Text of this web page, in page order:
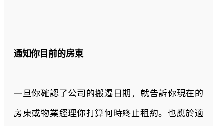
通知你目前的房東
一旦你確認了公司的搬遷日期，就告訴你現在的
房東或物業經理你打算何時終止租約。也應於適